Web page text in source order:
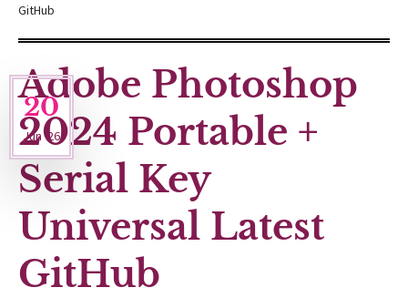
GitHub
20
Jun '26
Adobe Photoshop
2024 Portable +
Serial Key
Universal Latest
GitHub